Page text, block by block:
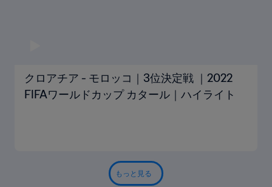
クロアチア - モロッコ｜3位決定戦 ｜2022
FIFAワールドカップ カタール｜ハイライト
もっと見る